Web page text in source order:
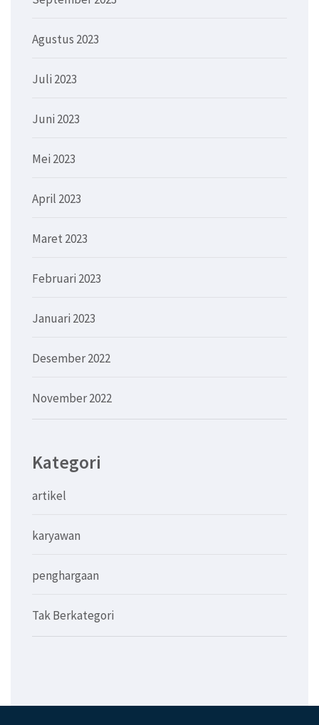
Agustus 2023
Juli 2023
Juni 2023
Mei 2023
April 2023
Maret 2023
Februari 2023
Januari 2023
Desember 2022
November 2022
Kategori
artikel
karyawan
penghargaan
Tak Berkategori